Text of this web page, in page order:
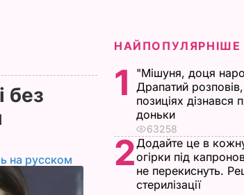
без
на русском
НАЙПОПУЛЯРНІШЕ
1
"Мішуня, доця
Драпатий
позиціях
доньки
63258
2Додайте це в
огірки під
не перекиснуть.
стерилізації